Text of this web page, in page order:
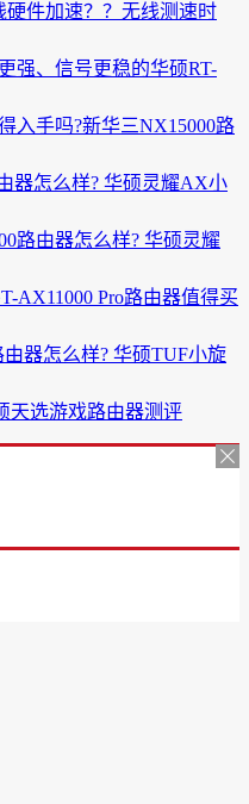
硬件加速？？无线测速时
强、信号更稳的华硕RT-
入手吗?新华三NX15000路
器怎么样? 华硕灵耀AX小
路由器怎么样? 华硕灵耀
AX11000 Pro路由器值得买
器怎么样? 华硕TUF小旋
天选游戏路由器测评